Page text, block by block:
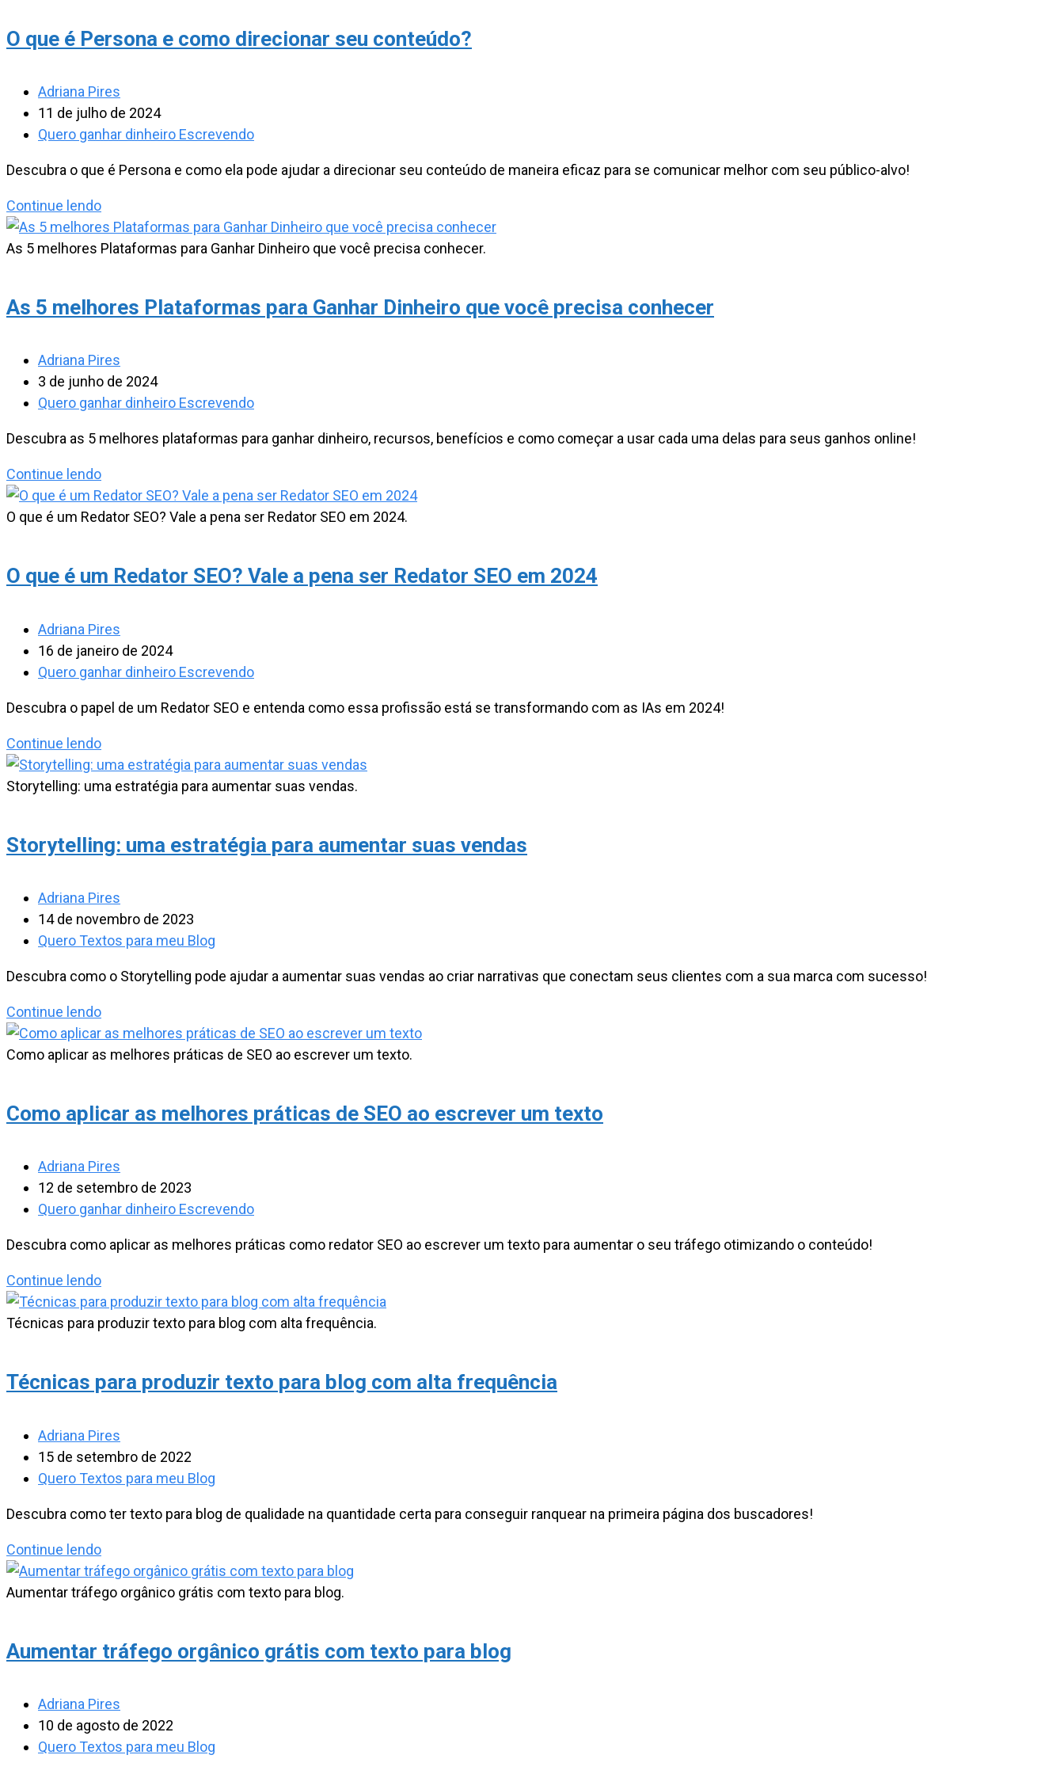
O que é Persona e como direcionar seu conteúdo?
Autor
do
post:
Adriana Pires
Post
publicado:
11 de julho de 2024
Categoria
post:
Quero ganhar dinheiro Escrevendo
Descubra o que é Persona e como ela pode ajudar a direcionar seu conteúdo de maneira eficaz para se comunicar melhor com seu público-alvo!
Continue lendoO
que
é
como
seu
conteúdo?
As 5 melhores Plataformas para Ganhar Dinheiro que você precisa conhecer.
As 5 melhores Plataformas para Ganhar Dinheiro que você precisa conhecer
Autor
do
post:
Adriana Pires
Post
publicado:
3 de junho de 2024
Categoria
post:
Quero ganhar dinheiro Escrevendo
Descubra as 5 melhores plataformas para ganhar dinheiro, recursos, benefícios e como começar a usar cada uma delas para seus ganhos online!
Continue lendoAs
5
melhores
Ganhar
que
você
precisa
O que é um Redator SEO? Vale a pena ser Redator SEO em 2024.
O que é um Redator SEO? Vale a pena ser Redator SEO em 2024
Autor
do
post:
Adriana Pires
Post
publicado:
16 de janeiro de 2024
Categoria
post:
Quero ganhar dinheiro Escrevendo
Descubra o papel de um Redator SEO e entenda como essa profissão está se transformando com as IAs em 2024!
Continue lendoO
que
é
SEO?
a
pena
ser
SEO
2024
Storytelling: uma estratégia para aumentar suas vendas.
Storytelling: uma estratégia para aumentar suas vendas
Autor
do
post:
Adriana Pires
Post
publicado:
14 de novembro de 2023
Categoria
post:
Quero Textos para meu Blog
Descubra como o Storytelling pode ajudar a aumentar suas vendas ao criar narrativas que conectam seus clientes com a sua marca com sucesso!
Continue lendoStorytelling:
uma
estratégia
suas
Como aplicar as melhores práticas de SEO ao escrever um texto.
Como aplicar as melhores práticas de SEO ao escrever um texto
Autor
do
post:
Adriana Pires
Post
publicado:
12 de setembro de 2023
Categoria
post:
Quero ganhar dinheiro Escrevendo
Descubra como aplicar as melhores práticas como redator SEO ao escrever um texto para aumentar o seu tráfego otimizando o conteúdo!
Continue lendoComo
aplicar
as
de
ao
escrever
um
Técnicas para produzir texto para blog com alta frequência.
Técnicas para produzir texto para blog com alta frequência
Autor
do
post:
Adriana Pires
Post
publicado:
15 de setembro de 2022
Categoria
post:
Quero Textos para meu Blog
Descubra como ter texto para blog de qualidade na quantidade certa para conseguir ranquear na primeira página dos buscadores!
Continue lendoTécnicas
para
produzir
blog
alta
frequência
Aumentar tráfego orgânico grátis com texto para blog.
Aumentar tráfego orgânico grátis com texto para blog
Autor
do
post:
Adriana Pires
Post
publicado:
10 de agosto de 2022
Categoria
Quero Textos para meu Blog